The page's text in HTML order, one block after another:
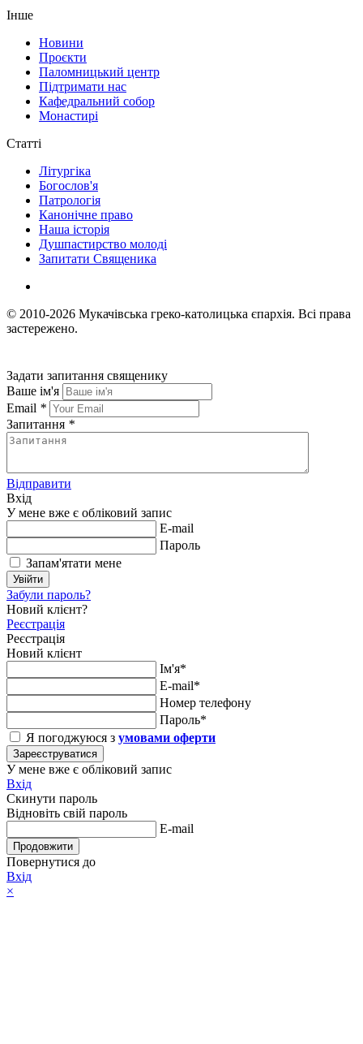
Інше
Новини
Проєкти
Паломницький центр
Підтримати нас
Кафедральний собор
Монастирі
Статті
Літургіка
Богослов'я
Патрологія
Канонічне право
Наша історія
Душпастирство молоді
Запитати Священика
© 2010-2026 Мукачівська греко-католицька єпархія. Всі права
застережено.
Задати запитання священику
Ваше ім'я
Email *
Запитання *
Відправити
Вхід
У мене вже є обліковий запис
E-mail
Пароль
Запам'ятати мене
Увійти
Забули пароль?
Новий клієнт?
Реєстрація
Реєстрація
Новий клієнт
Ім'я*
E-mail*
Номер телефону
Пароль*
Я погоджуюся з умовами оферти
Зареєструватися
У мене вже є обліковий запис
Вхід
Скинути пароль
Відновіть свій пароль
E-mail
Продовжити
Повернутися до
Вхід
×